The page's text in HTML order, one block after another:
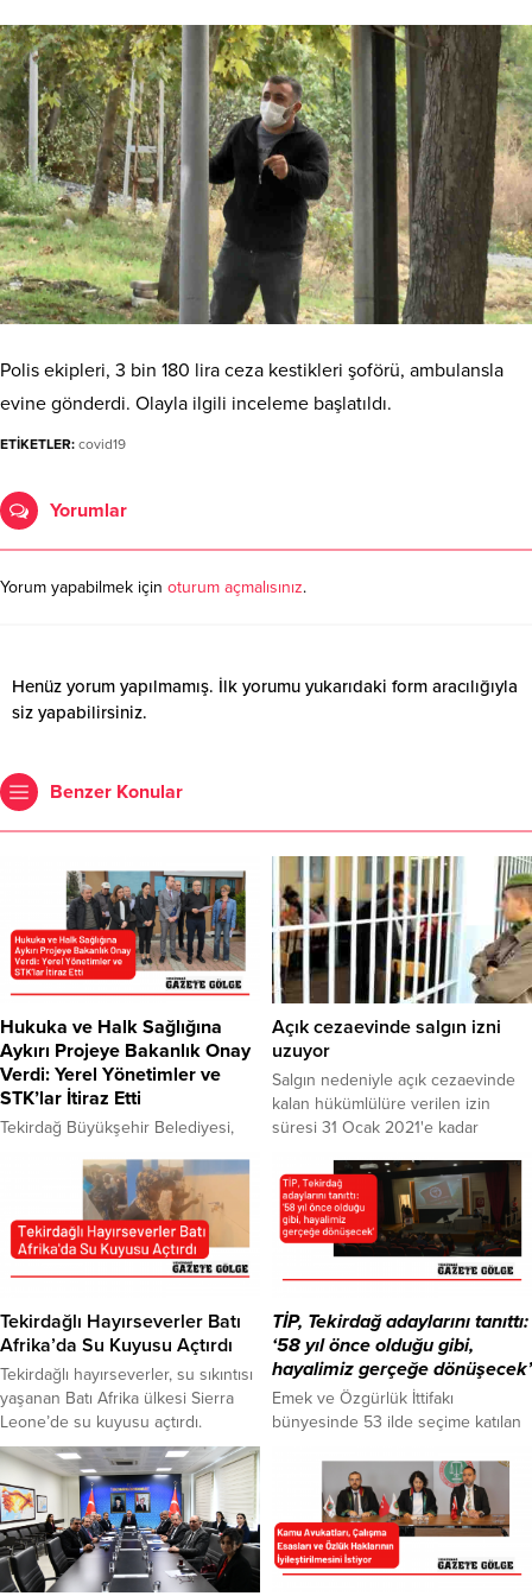
Polis ekipleri, 3 bin 180 lira ceza kestikleri şoförü, ambulansla
evine gönderdi. Olayla ilgili inceleme başlatıldı.
ETİKETLER: covid19
Yorumlar
Yorum yapabilmek için oturum açmalısınız.
Henüz yorum yapılmamış. İlk yorumu yukarıdaki form aracılığıyla
siz yapabilirsiniz.
Benzer Konular
Hukuka ve Halk Sağlığına
Aykırı Projeye Bakanlık Onay
Verdi: Yerel Yönetimler ve
STK’lar İtiraz Etti
Tekirdağ Büyükşehir Belediyesi,
örgütleri ve meslek odaları, birinci
sınıf tarım topraklarına yapılması
planlanan Plastik İhtisas Organize
Sanayi Bölgesi’ne (PAKOP) ilişkin
imar planlarına itiraz etti. Haber:
Teknoloji Bakanlığı, Tekirdağ 1’inci
İdare Mahkemesi tarafından
yürütmeyi durdurma kararı bulunan
PAKOP ile ilgili imar planını...
Açık cezaevinde salgın izni
uzuyor
Salgın nedeniyle açık cezaevinde
kalan hükümlülüre verilen izin
süresi 31 Ocak 2021'e kadar
Parti'nin Meclis'e dün sunduğu
kanun teklifinde yer aldı. Buna göre
açık cezaevindeki hükümlüler ve
denetimli serbestlik tedbirinden
yararlanlara salgın nedeniyle
Tekirdağlı Hayırseverler Batı
Afrika’da Su Kuyusu Açtırdı
Tekirdağlı hayırseverler, su sıkıntısı
yaşanan Batı Afrika ülkesi Sierra
Leone’de su kuyusu açtırdı.
Tekirdağ Zeliha Yarapsanlı Kur’an
Kursu katılımcılarının destekleriyle,
temiz suya erişimin kısıtlı olduğu
Sierra Leone’de su kuyusu açma
projesi gerçekleştirildi. Tekirdağlı
hayırseverlerin katkılarıyla hayata
geçen proje, Zeliha Yarapsanlı
TİP, Tekirdağ adaylarını tanıttı:
‘58 yıl önce olduğu gibi,
hayalimiz gerçeğe dönüşecek’
Emek ve Özgürlük İttifakı
bünyesinde 53 ilde seçime katılan
da seçim çalışmalarına başladı. TİP
Tekirdağ temsilciliği, Çerkezköy
Atatürk Kültür Merkezi’nde
düzenlenen etkinlikle adaylarını
tanıttı. Tekirdağ Milletvekili